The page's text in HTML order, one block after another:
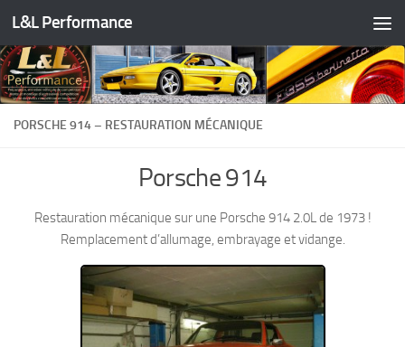
Skip to content
L&L Performance
PORSCHE 914 – RESTAURATION MÉCANIQUE
Porsche 914
Restauration mécanique sur une Porsche 914 2.0L de 1973 !
Remplacement d’allumage, embrayage et vidange.